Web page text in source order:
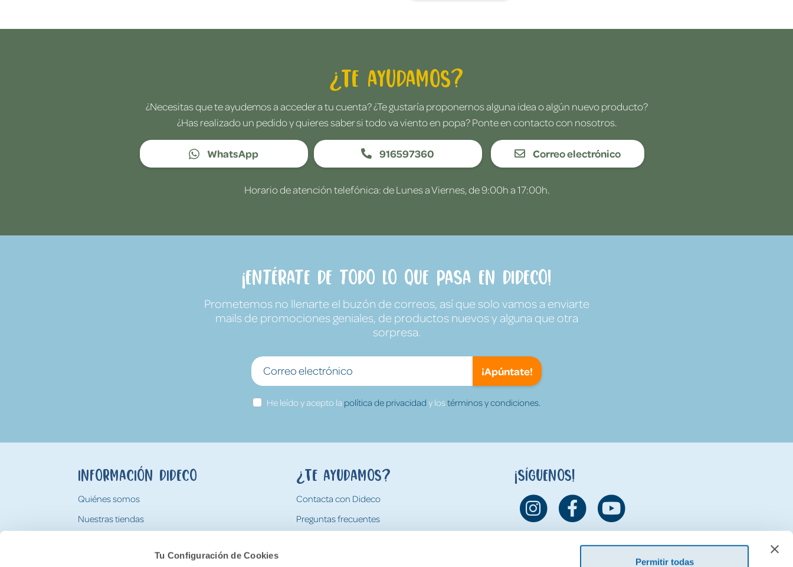
Tu Configuración de Cookies
Permitir todas
¿Te ayudamos?
¿Necesitas que te ayudemos a acceder a tu cuenta? ¿Te gustaría proponernos alguna idea o algún nuevo producto?
¿Has realizado un pedido y quieres saber si todo va viento en popa? Ponte en contacto con nosotros.
WhatsApp 916597360 Correo electrónico
Horario de atención telefónica: de Lunes a Viernes, de 9:00h a 17:00h.
¡Entérate de todo lo que pasa en Dideco!
Prometemos no llenarte el buzón de correos, así que solo vamos a enviarte
mails de promociones geniales, de productos nuevos y alguna que otra
sorpresa.
¡Apúntate!
He leído y acepto la política de privacidad y lostérminos y condiciones.
Información Dideco
Quiénes somos
Nuestras tiendas
Tarjeta Regalo Dideco
¿Te ayudamos?
Contacta con Dideco
Preguntas frecuentes
¡Síguenos!